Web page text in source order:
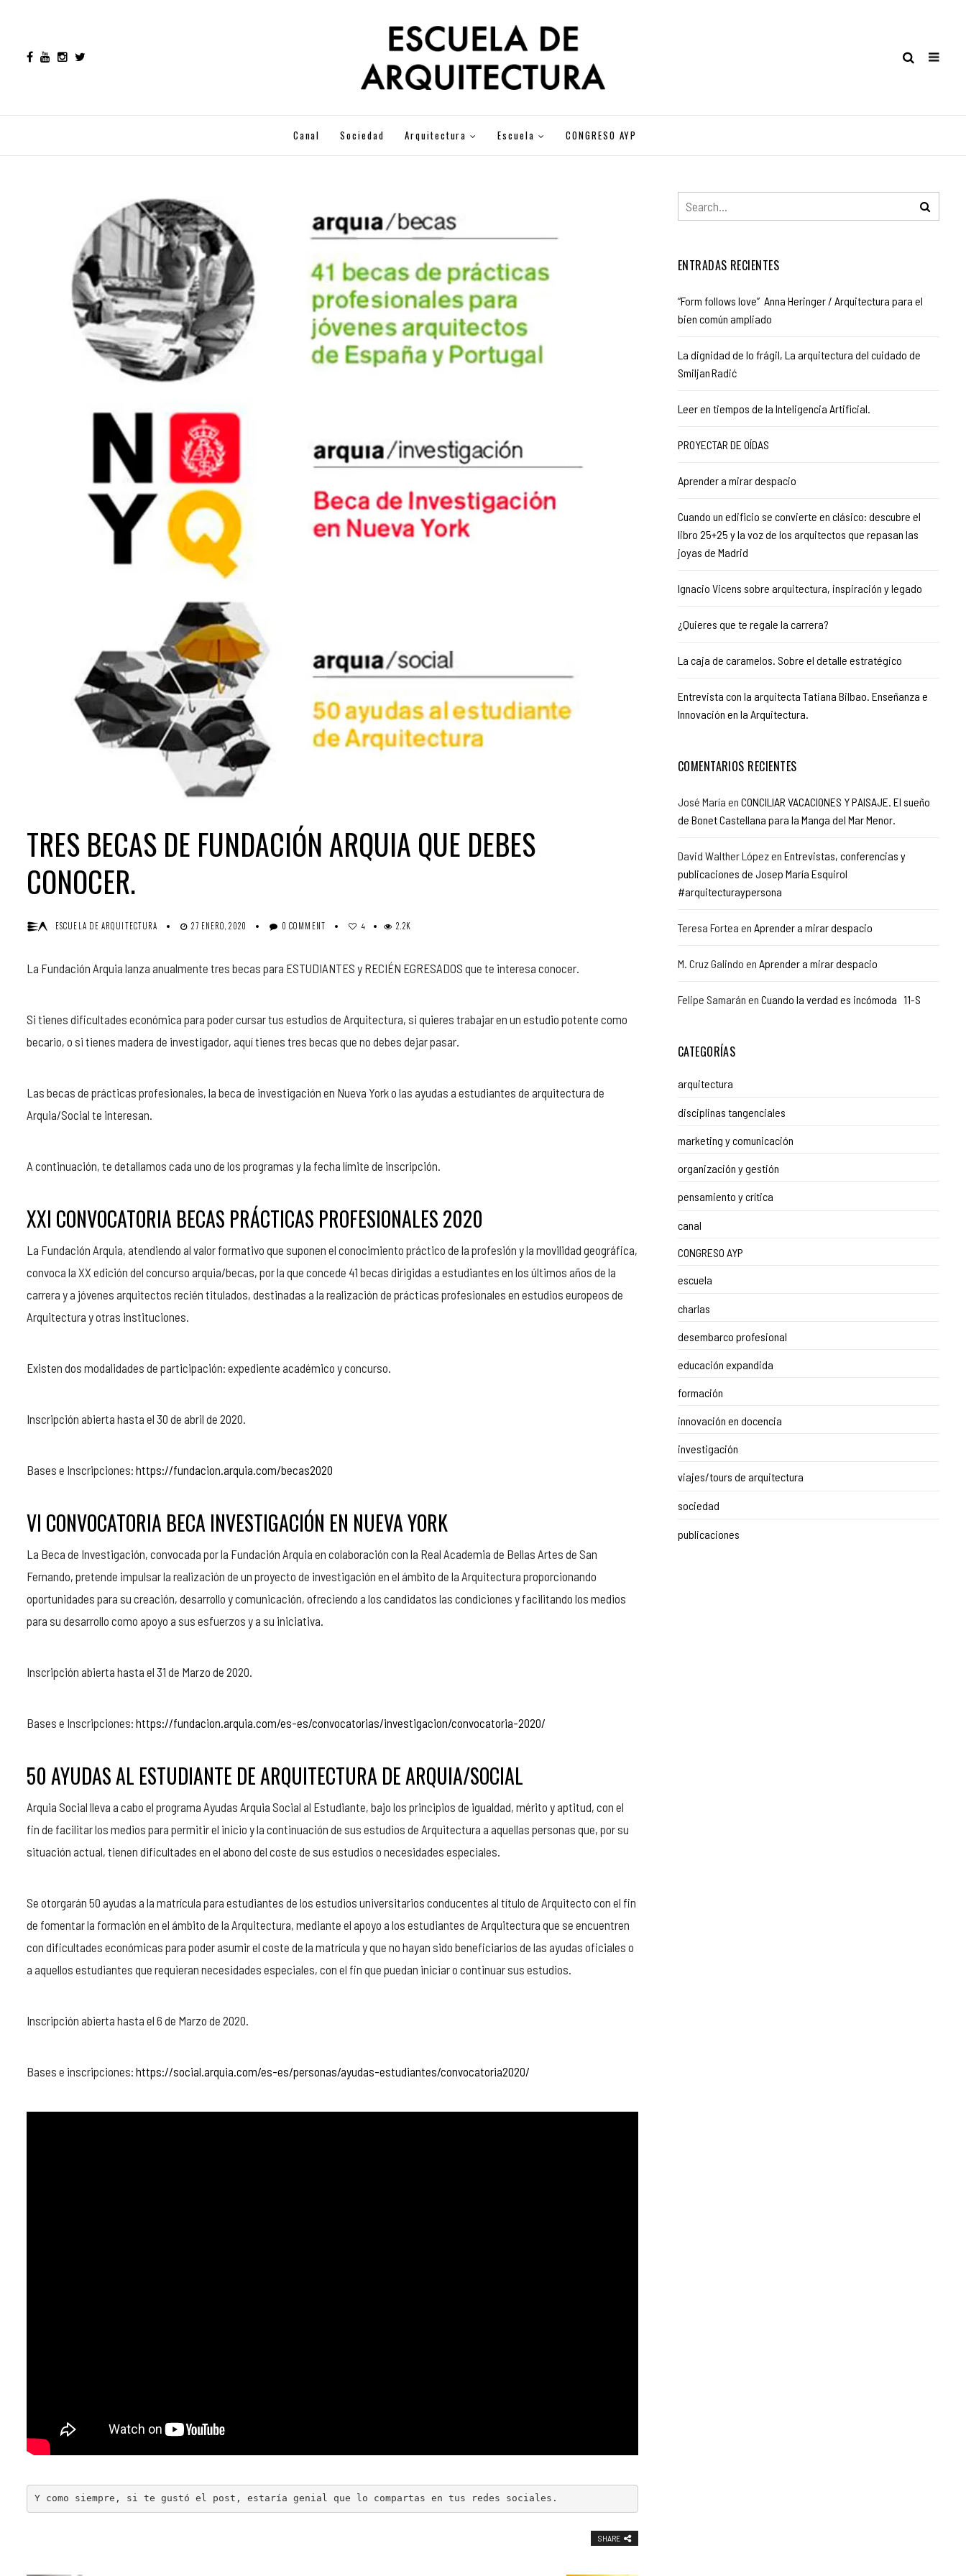
Canal Sociedad Arquitectura Escuela CONGRESO AYP
TRES BECAS DE FUNDACIÓN ARQUIA QUE DEBES
CONOCER.
ESCUELA DE ARQUITECTURA 27 ENERO, 2020 0 COMMENT 4 2.2K
La Fundación Arquia lanza anualmente tres becas para ESTUDIANTES y RECIÉN EGRESADOS que te interesa conocer.
Si tienes dificultades económica para poder cursar tus estudios de Arquitectura, si quieres trabajar en un estudio potente como
becario, o si tienes madera de investigador, aquí tienes tres becas que no debes dejar pasar.
Las becas de prácticas profesionales, la beca de investigación en Nueva York o las ayudas a estudiantes de arquitectura de
Arquia/Social te interesan.
A continuación, te detallamos cada uno de los programas y la fecha límite de inscripción.
XXI CONVOCATORIA BECAS PRÁCTICAS PROFESIONALES 2020
La Fundación Arquia, atendiendo al valor formativo que suponen el conocimiento práctico de la profesión y la movilidad geográfica,
convoca la XX edición del concurso arquia/becas, por la que concede 41 becas dirigidas a estudiantes en los últimos años de la
carrera y a jóvenes arquitectos recién titulados, destinadas a la realización de prácticas profesionales en estudios europeos de
Arquitectura y otras instituciones.
Existen dos modalidades de participación: expediente académico y concurso.
Inscripción abierta hasta el 30 de abril de 2020.
Bases e Inscripciones: https://fundacion.arquia.com/becas2020
VI CONVOCATORIA BECA INVESTIGACIÓN EN NUEVA YORK
La Beca de Investigación, convocada por la Fundación Arquia en colaboración con la Real Academia de Bellas Artes de San
Fernando, pretende impulsar la realización de un proyecto de investigación en el ámbito de la Arquitectura proporcionando
oportunidades para su creación, desarrollo y comunicación, ofreciendo a los candidatos las condiciones y facilitando los medios
para su desarrollo como apoyo a sus esfuerzos y a su iniciativa.
Inscripción abierta hasta el 31 de Marzo de 2020.
Bases e Inscripciones: https://fundacion.arquia.com/es-es/convocatorias/investigacion/convocatoria-2020/
50 AYUDAS AL ESTUDIANTE DE ARQUITECTURA DE ARQUIA/SOCIAL
Arquia Social lleva a cabo el programa Ayudas Arquia Social al Estudiante, bajo los principios de igualdad, mérito y aptitud, con el
fin de facilitar los medios para permitir el inicio y la continuación de sus estudios de Arquitectura a aquellas personas que, por su
situación actual, tienen dificultades en el abono del coste de sus estudios o necesidades especiales.
Se otorgarán 50 ayudas a la matrícula para estudiantes de los estudios universitarios conducentes al título de Arquitecto con el fin
de fomentar la formación en el ámbito de la Arquitectura, mediante el apoyo a los estudiantes de Arquitectura que se encuentren
con dificultades económicas para poder asumir el coste de la matrícula y que no hayan sido beneficiarios de las ayudas oficiales o
a aquellos estudiantes que requieran necesidades especiales, con el fin que puedan iniciar o continuar sus estudios.
Inscripción abierta hasta el 6 de Marzo de 2020.
Bases e inscripciones: https://social.arquia.com/es-es/personas/ayudas-estudiantes/convocatoria2020/
Y como siempre, si te gustó el post, estaría genial que lo compartas en tus redes sociales.
SHARE
ENTRADAS RECIENTES
“Form follows love” Anna Heringer / Arquitectura para el
bien común ampliado
La dignidad de lo frágil, La arquitectura del cuidado de
Smiljan Radić
Leer en tiempos de la Inteligencia Artificial.
PROYECTAR DE OÍDAS
Aprender a mirar despacio
Cuando un edificio se convierte en clásico: descubre el
libro 25+25 y la voz de los arquitectos que repasan las
joyas de Madrid
Ignacio Vicens sobre arquitectura, inspiración y legado
¿Quieres que te regale la carrera?
La caja de caramelos. Sobre el detalle estratégico
Entrevista con la arquitecta Tatiana Bilbao. Enseñanza e
Innovación en la Arquitectura.
COMENTARIOS RECIENTES
José María en CONCILIAR VACACIONES Y PAISAJE. El sueño
de Bonet Castellana para la Manga del Mar Menor.
David Walther Lópezen Entrevistas, conferencias y
publicaciones de Josep María Esquirol
#arquitecturaypersona
Teresa Fortea en Aprender a mirar despacio
M. Cruz Galindo en Aprender a mirar despacio
Felipe Samarán en Cuando la verdad es incómoda 11-S
CATEGORÍAS
arquitectura
disciplinas tangenciales
marketing y comunicación
organización y gestión
pensamiento y crítica
canal
CONGRESO AYP
escuela
charlas
desembarco profesional
educación expandida
formación
innovación en docencia
investigación
viajes/tours de arquitectura
sociedad
publicaciones